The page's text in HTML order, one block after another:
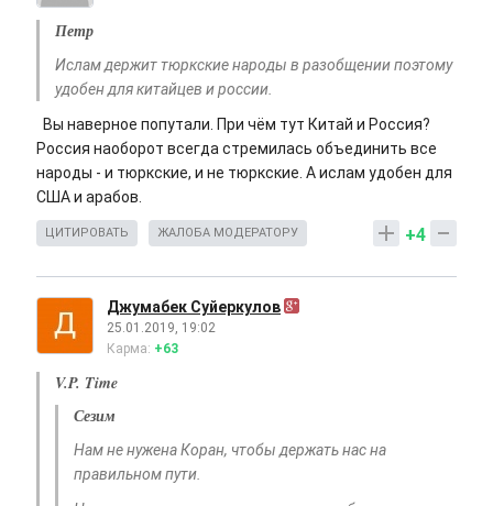
Петр
Ислам держит тюркские народы в разобщении поэтому
удобен для китайцев и россии.
Вы наверное попутали. При чём тут Китай и Россия?
Россия наоборот всегда стремилась объединить все
народы - и тюркские, и не тюркские. А ислам удобен для
США и арабов.
+4
ЦИТИРОВАТЬ ЖАЛОБА МОДЕРАТОРУ
Джумабек Суйеркулов
25.01.2019, 19:02
Карма: +63
V.P. Time
Сезим
Нам не нужена Коран, чтобы держать нас на
правильном пути.